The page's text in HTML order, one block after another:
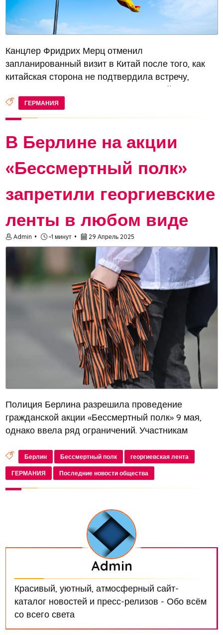
Канцлер Фридрих Мерц отменил
запланированный визит в Китай после того, как
китайская сторона не подтвердила встречу,
сообщают немецкие СМИ. Ранее по той же
причине был отменён и визит министра
иностранных дел Германии Йоханна Вадефуля,
ГЕРМАНИЯ
В Берлине на акции
«Бессмертный полк»
запретили георгиевские
ленты в любом виде
Admin ~1 минут 29 Апрель 2025
Полиция Берлина разрешила проведение
гражданской акции «Бессмертный полк» 9 мая,
однако ввела ряд ограничений. Участникам
символы «V» и «Z». Организаторы акции
пригласили всех, кто хочет почтить память фрон...
Берлин Бессмертный полк георгиевская лента
ГЕРМАНИЯ Последние новости общества
Admin
Красивый, уютный, атмосферный сайт-
каталог новостей и пресс-релизов - Обо всём
со всего света